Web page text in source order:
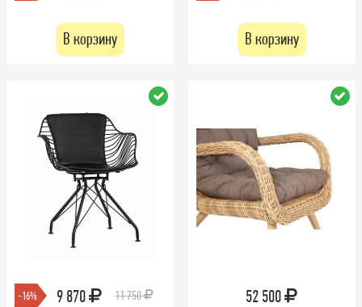
В корзину В корзину
-16% 9 870 11 750 52 500